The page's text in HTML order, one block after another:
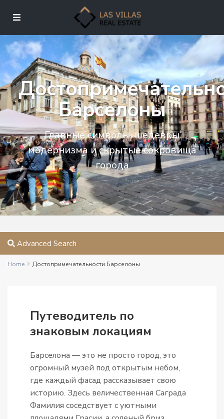
Барселоны
Главные символы, шедевры
модернизма и скрытые сокровища
города
Advanced Search
Home Достопримечательности Барселоны
Путеводитель по
знаковым локациям
Барселона — это не просто город, это
огромный музей под открытым небом,
где каждый фасад рассказывает свою
историю. Здесь величественная Саграда
Фамилия соседствует с уютными